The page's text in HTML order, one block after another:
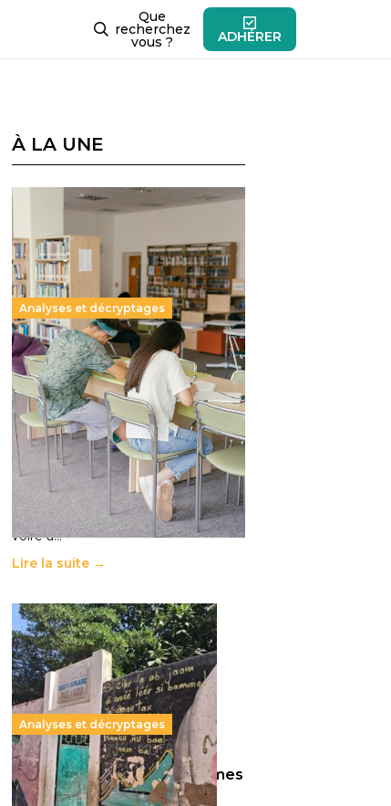
Que
recherchez
vous ? ADHÉRER
À LA UNE
Analyses et décryptages
Supérieur privé : une dérive
qui met à mal la promesse
républicaine
11 juillet 2026- National
Le projet de loi sur la régulation de
l’enseignement supérieur privé met
en lumière l’amplification d’un
système qui relègue l’acte
pédagogique au superfétatoire,
voire à…
Lire la suite →
Analyses et décryptages
258 millions d’enfants victimes
de la guerre, des chocs